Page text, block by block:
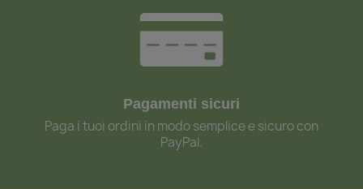
Pagamenti sicuri
Paga i tuoi ordini in modo semplice e sicuro con
PayPal.